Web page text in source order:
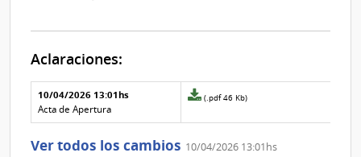
Aclaraciones:
Aclaraciones del llamado
Fecha y
texto de
la
Archivo
de la
10/04/2026 13:01hs
Acta de Apertura
Archivo
de
aclaración
(.pdf 46 Kb)
Ver todos los cambios 10/04/2026 13:01hs